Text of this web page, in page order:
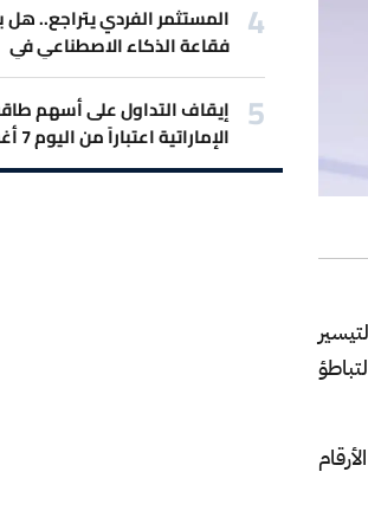
المستثمر الفردي يتراجع.. هل
فقاعة الذكاء الاصطناعي في
الانكماش؟
إيقاف التداول على أسهم
2026